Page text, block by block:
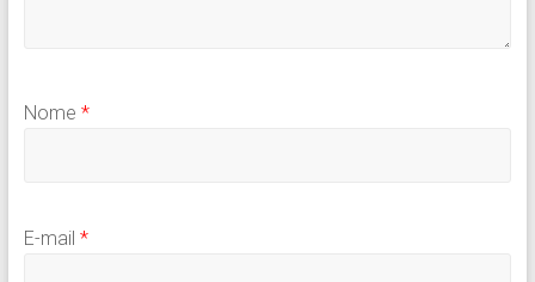
Nome *
E-mail *